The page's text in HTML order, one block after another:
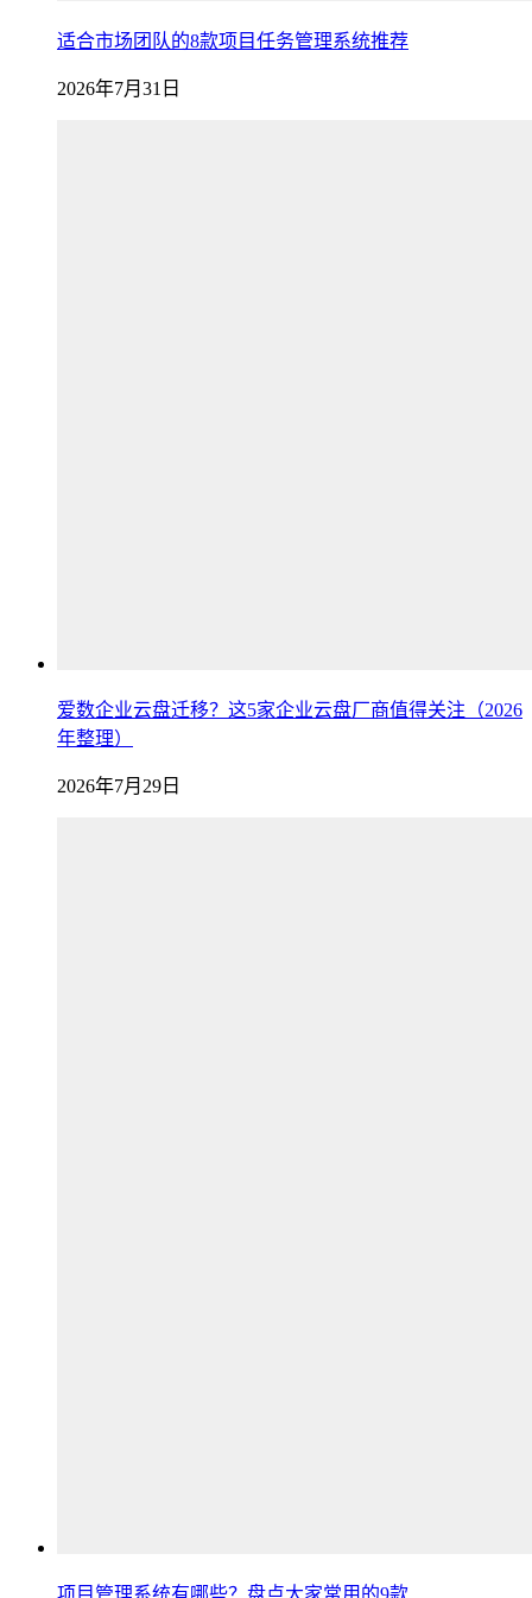
适合市场团队的8款项目任务管理系统推荐
2026年7月31日
爱数企业云盘迁移？这5家企业云盘厂商值得关注（2026
年整理）
2026年7月29日
项目管理系统有哪些？盘点大家常用的9款